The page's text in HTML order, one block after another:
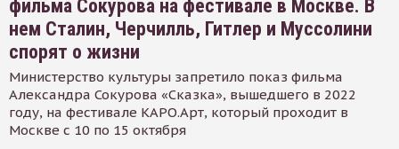
фильма Сокурова на фестивале в Москве. В
нем Сталин, Черчилль, Гитлер и Муссолини
спорят о жизни
Министерство культуры запретило показ фильма
Александра Сокурова «Сказка», вышедшего в 2022
году, на фестивале КАРО.Арт, который проходит в
Москве с 10 по 15 октября